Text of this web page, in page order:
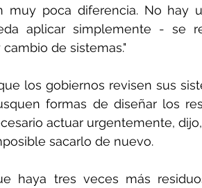
muy poca diferencia. No hay
aplicar simplemente - se
de sistemas."
los gobiernos revisen sus
formas de diseñar los
actuar urgentemente,
sacarlo de nuevo.
haya tres veces más